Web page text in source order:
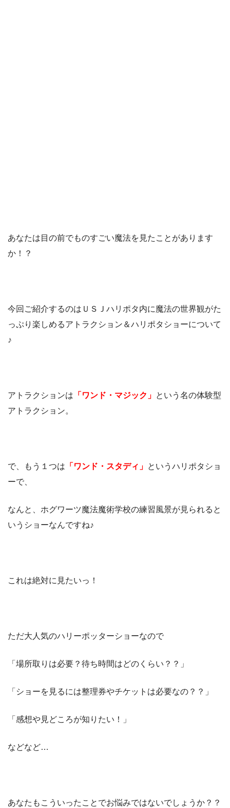
あなたは目の前でものすごい魔法を見たことがあります
か！？
今回ご紹介するのはＵＳＪハリポタ内に魔法の世界観がた
っぷり楽しめるアトラクション＆ハリポタショーについて
♪
アトラクションは 「ワンド・マジック」 という名の体験型
アトラクション。
で、もう１つは 「ワンド・スタディ」 というハリポタショ
ーで、
なんと、ホグワーツ魔法魔術学校の練習風景が見られると
いうショーなんですね♪
これは絶対に見たいっ！
ただ大人気のハリーポッターショーなので
「場所取りは必要？待ち時間はどのくらい？？」
「ショーを見るには整理券やチケットは必要なの？？」
「感想や見どころが知りたい！」
などなど…
あなたもこういったことでお悩みではないでしょうか？？